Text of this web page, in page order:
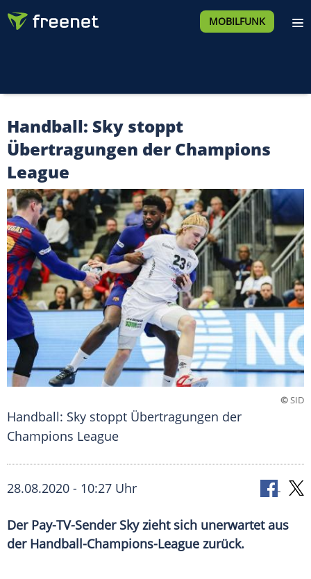
MOBILFUNK
Handball: Sky stoppt
Übertragungen der Champions
League
©SID
Handball: Sky stoppt Übertragungen der
Champions League
28.08.2020 - 10:27 Uhr
Der Pay-TV-Sender Sky zieht sich unerwartet aus
der Handball-Champions-League zurück.